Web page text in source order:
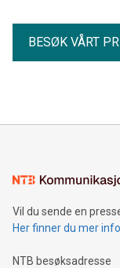
BESØK VÅRT
Vil du sende en
Her finner du mer
NTB besøksadresse